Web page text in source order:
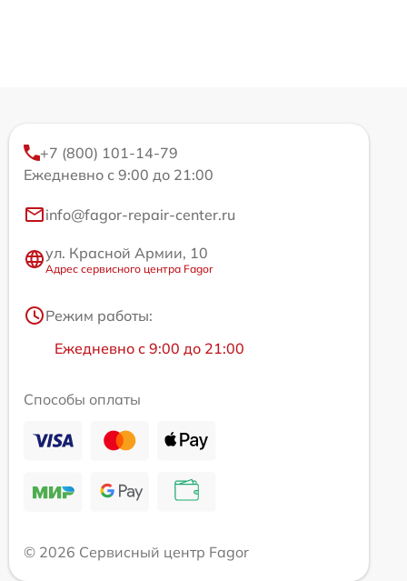
+7 (800) 101-14-79
Ежедневно с 9:00 до 21:00
info@fagor-repair-center.ru
ул. Красной Армии, 10
Адрес сервисного центра Fagor
Режим работы:
Ежедневно с 9:00 до 21:00
Способы оплаты
© 2026 Сервисный центр Fagor